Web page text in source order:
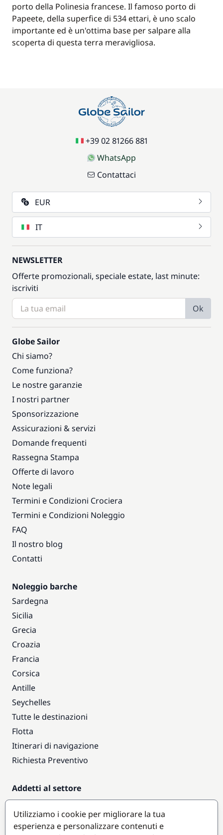
porto della Polinesia francese. Il famoso porto di
Papeete, della superfice di 534 ettari, è uno scalo
importante ed è un'ottima base per salpare alla
scoperta di questa terra meravigliosa.
+39 02 81266 881
WhatsApp
Contattaci
EUR
IT
NEWSLETTER
Offerte promozionali, speciale estate, last minute:
iscriviti
Ok
Globe Sailor
Chi siamo?
Come funziona?
Le nostre garanzie
I nostri partner
Sponsorizzazione
Assicurazioni & servizi
Domande frequenti
Rassegna Stampa
Offerte di lavoro
Note legali
Termini e Condizioni Crociera
Termini e Condizioni Noleggio
FAQ
Il nostro blog
Contatti
Noleggio barche
Sardegna
Sicilia
Grecia
Croazia
Francia
Corsica
Antille
Seychelles
Tutte le destinazioni
Flotta
Itinerari di navigazione
Richiesta Preventivo
Addetti al settore
Accesso armatori
Diventare partner
Utilizziamo i cookie per migliorare la tua
esperienza e personalizzare contenuti e